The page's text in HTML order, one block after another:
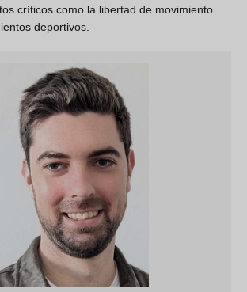
críticos como la libertad de movimiento
deportivos.
un15%
descuento!